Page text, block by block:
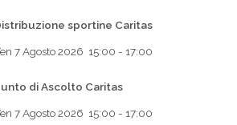
sportine Caritas
7 Agosto 2026 15:00 - 17:00
di Ascolto Caritas
7 Agosto 2026 15:00 - 17:00